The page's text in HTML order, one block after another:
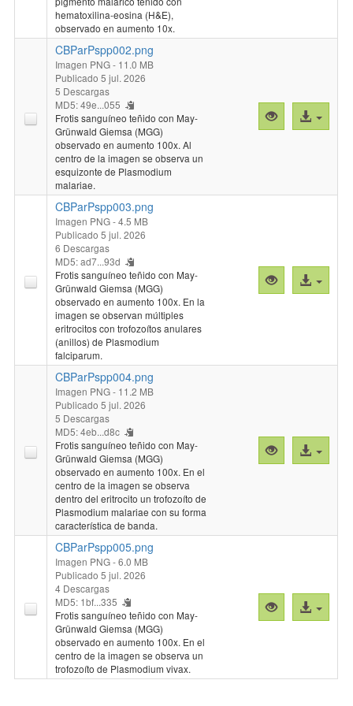
hematoxilina-eosina (H&E),
observado en aumento 10x.
CBParPspp002.png
Imagen PNG- 11.0 MB
Publicado 5 jul. 2026
5 Descargas
MD5: 49e...055
Frotis sanguíneo teñido con May-
Grünwald Giemsa (MGG)
observado en aumento 100x. Al
centro de la imagen se observa un
esquizonte de Plasmodium
malariae.
Vista
previa
Acceso
al
CBParPspp003.png
Imagen PNG- 4.5 MB
Publicado 5 jul. 2026
6 Descargas
MD5: ad7...93d
Frotis sanguíneo teñido con May-
Grünwald Giemsa (MGG)
observado en aumento 100x. En la
imagen se observan múltiples
eritrocitos con trofozoítos anulares
(anillos) de Plasmodium
falciparum.
Vista
previa
Acceso
al
CBParPspp004.png
Imagen PNG- 11.2 MB
Publicado 5 jul. 2026
5 Descargas
MD5: 4eb...d8c
Frotis sanguíneo teñido con May-
Grünwald Giemsa (MGG)
observado en aumento 100x. En el
centro de la imagen se observa
dentro del eritrocito un trofozoíto de
Plasmodium malariae con su forma
característica de banda.
Vista
previa
Acceso
al
CBParPspp005.png
Imagen PNG- 6.0 MB
Publicado 5 jul. 2026
4 Descargas
MD5: 1bf...335
Frotis sanguíneo teñido con May-
Grünwald Giemsa (MGG)
observado en aumento 100x. En el
centro de la imagen se observa un
trofozoíto de Plasmodium vivax.
Vista
previa
Acceso
al